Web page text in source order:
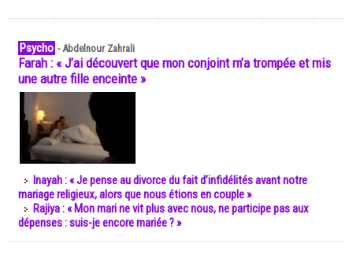
Psycho -Abdelnour Zahrali
Farah : « J’ai découvert que mon conjoint m’a trompée et mis
une autre fille enceinte »
Inayah : « Je pense au divorce du fait d’infidélités avant notre
mariage religieux, alors que nous étions en couple »
Rajiya : « Mon mari ne vit plus avec nous, ne participe pas aux
dépenses : suis-je encore mariée ? »